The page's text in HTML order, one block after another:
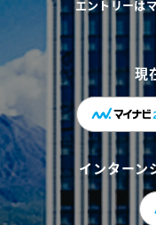
エントリーは
現
インターン